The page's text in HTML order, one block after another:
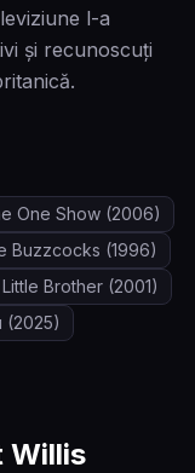
l-a
și recunoscuți
One Show (2006)
Buzzcocks (1996)
Brother (2001)
(2025)
Willis